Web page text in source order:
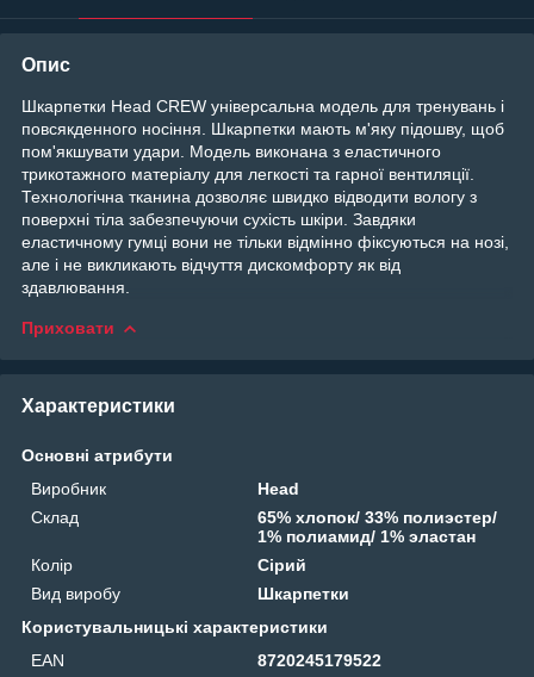
Опис
Шкарпетки Head CREW універсальна модель для тренувань і
повсякденного носіння. Шкарпетки мають м'яку підошву, щоб
пом'якшувати удари. Модель виконана з еластичного
трикотажного матеріалу для легкості та гарної вентиляції.
Технологічна тканина дозволяє швидко відводити вологу з
поверхні тіла забезпечуючи сухість шкіри. Завдяки
еластичному гумці вони не тільки відмінно фіксуються на нозі,
але і не викликають відчуття дискомфорту як від
здавлювання.
Приховати
Характеристики
Основні атрибути
Виробник
Head
Склад
65% хлопок/ 33% полиэстер/
1% полиамид/ 1% эластан
Колір
Сірий
Вид виробу
Шкарпетки
Користувальницькі характеристики
EAN
8720245179522